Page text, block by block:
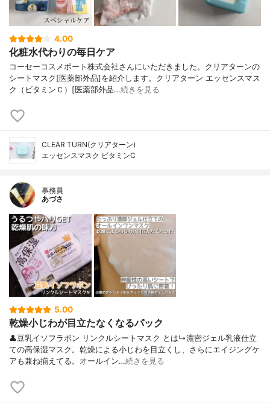
4.00
化粧水代わりの毎日ケア
コーセーコスメポート株式会社さんにいただきました。クリアターンの
シートマスク[医薬部外品]を紹介します。クリアターン エッセンスマス
ク（ビタミンＣ）[医薬部外品…続きを見る
CLEAR TURN(クリアターン)
エッセンスマスク ビタミンC
事務員
あづさ
5.00
乾燥小じわが目立たなくなるパック
👤豆乳イソフラボン リンクルシートマスク とは↳濃密ジェル乳液仕立
ての高保湿マスク。乾燥による小じわを目立くし、さらにエイジングケ
アも兼ね揃えてる。オールイン…続きを見る